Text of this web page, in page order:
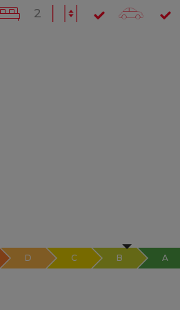
2
D C B A